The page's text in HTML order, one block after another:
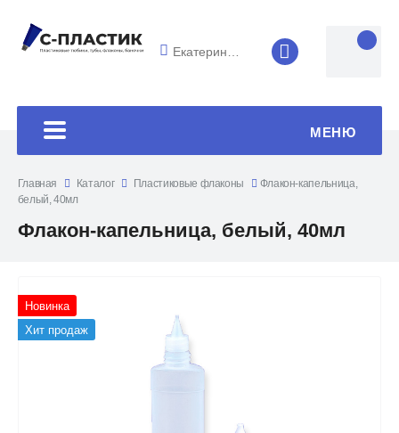
Екатеринбург 8 (4852) 33-
МЕНЮ
Главная Каталог Пластиковые флаконы
Флакон-капельница,
белый, 40мл
Флакон-капельница, белый, 40мл
Новинка
Хит продаж